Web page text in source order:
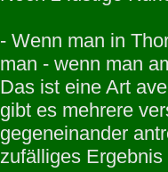
- Wenn man in
man - wenn man
Das ist eine Art
gibt es mehrere
gegeneinander
zufälliges